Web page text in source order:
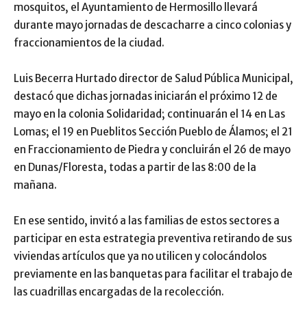
mosquitos, el Ayuntamiento de Hermosillo llevará
durante mayo jornadas de descacharre a cinco colonias y
fraccionamientos de la ciudad.
Luis Becerra Hurtado director de Salud Pública Municipal,
destacó que dichas jornadas iniciarán el próximo 12 de
mayo en la colonia Solidaridad; continuarán el 14 en Las
Lomas; el 19 en Pueblitos Sección Pueblo de Álamos; el 21
en Fraccionamiento de Piedra y concluirán el 26 de mayo
en Dunas/Floresta, todas a partir de las 8:00 de la
mañana.
En ese sentido, invitó a las familias de estos sectores a
participar en esta estrategia preventiva retirando de sus
viviendas artículos que ya no utilicen y colocándolos
previamente en las banquetas para facilitar el trabajo de
las cuadrillas encargadas de la recolección.